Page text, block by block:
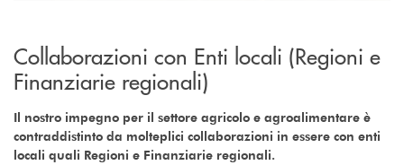
Collaborazioni con Enti locali (Regioni e
Finanziarie regionali)
Il nostro impegno per il settore agricolo e agroalimentare è
contraddistinto da molteplici collaborazioni in essere con enti
locali quali Regioni e Finanziarie regionali.